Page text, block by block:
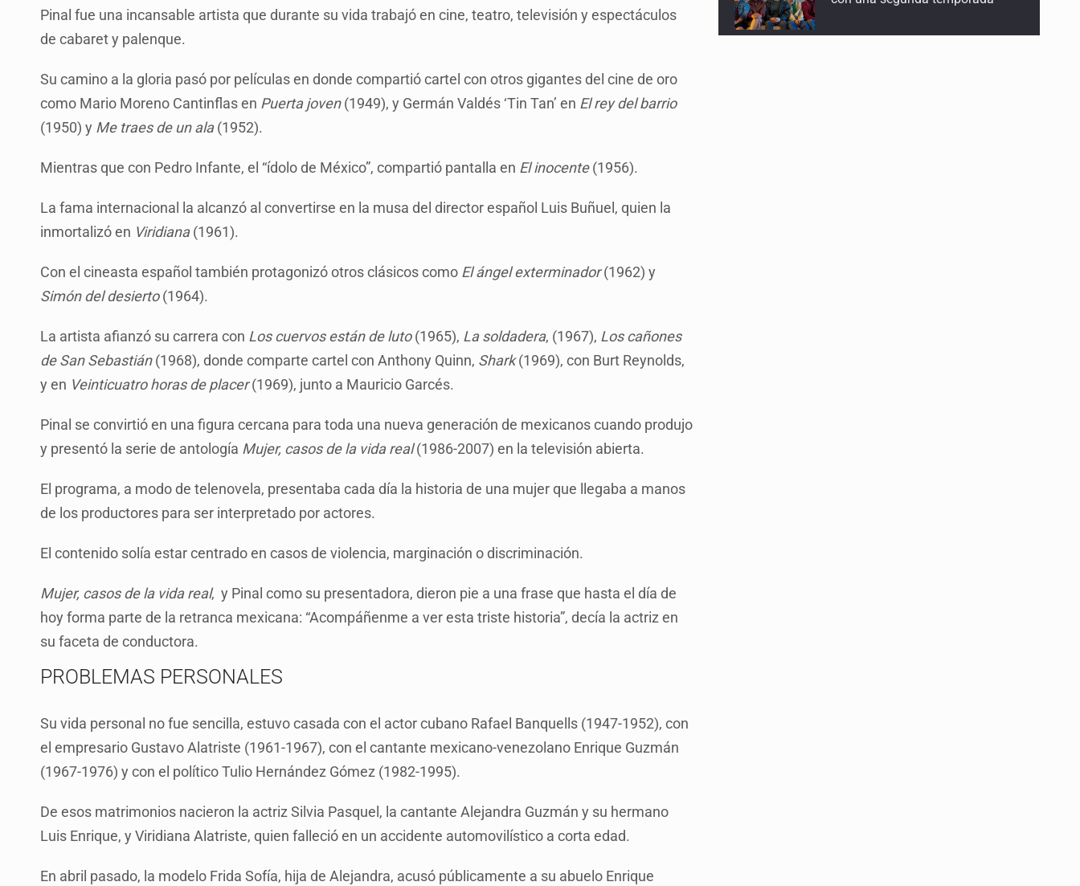
Pinal fue una incansable artista que durante su vida trabajó en cine, teatro, televisión y espectáculos
de cabaret y palenque.
Su camino a la gloria pasó por películas en donde compartió cartel con otros gigantes del cine de oro
como Mario Moreno Cantinflas en Puerta joven(1949), y Germán Valdés ‘Tin Tan’ en El rey del barrio
(1950) y Me traes de un ala(1952).
Mientras que con Pedro Infante, el “ídolo de México”, compartió pantalla en El inocente(1956).
La fama internacional la alcanzó al convertirse en la musa del director español Luis Buñuel, quien la
inmortalizó en Viridiana(1961).
Con el cineasta español también protagonizó otros clásicos como El ángel exterminador(1962) y
Simón del desierto(1964).
La artista afianzó su carrera con Los cuervos están de luto(1965), La soldadera, (1967), Los cañones
de San Sebastián(1968), donde comparte cartel con Anthony Quinn, Shark(1969), con Burt Reynolds,
y en Veinticuatro horas de placer(1969), junto a Mauricio Garcés.
Pinal se convirtió en una figura cercana para toda una nueva generación de mexicanos cuando produjo
y presentó la serie de antología Mujer, casos de la vida real(1986-2007) en la televisión abierta.
El programa, a modo de telenovela, presentaba cada día la historia de una mujer que llegaba a manos
de los productores para ser interpretado por actores.
El contenido solía estar centrado en casos de violencia, marginación o discriminación.
Mujer, casos de la vida real, y Pinal como su presentadora, dieron pie a una frase que hasta el día de
hoy forma parte de la retranca mexicana: “Acompáñenme a ver esta triste historia”, decía la actriz en
su faceta de conductora.
PROBLEMAS PERSONALES
Su vida personal no fue sencilla, estuvo casada con el actor cubano Rafael Banquells (1947-1952), con
el empresario Gustavo Alatriste (1961-1967), con el cantante mexicano-venezolano Enrique Guzmán
(1967-1976) y con el político Tulio Hernández Gómez (1982-1995).
De esos matrimonios nacieron la actriz Silvia Pasquel, la cantante Alejandra Guzmán y su hermano
Luis Enrique, y Viridiana Alatriste, quien falleció en un accidente automovilístico a corta edad.
En abril pasado, la modelo Frida Sofía, hija de Alejandra, acusó públicamente a su abuelo Enrique